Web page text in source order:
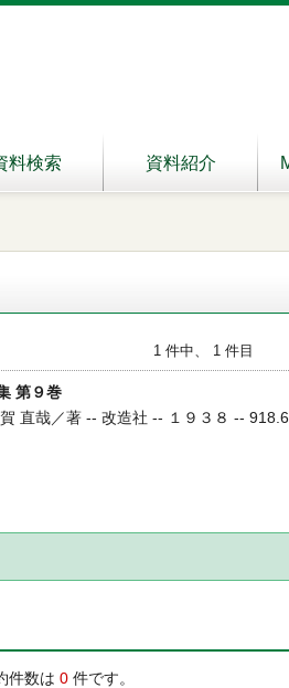
料検索 資料紹介
1 件中、 1 件目
第９巻
直哉／著 -- 改造社 -- １９３８ --
件数は 0 件です。